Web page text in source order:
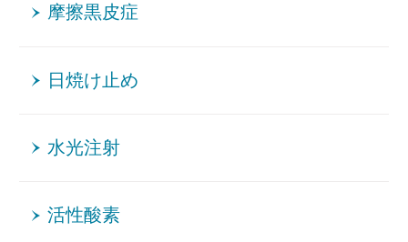
摩擦黒皮症
日焼け止め
水光注射
活性酸素